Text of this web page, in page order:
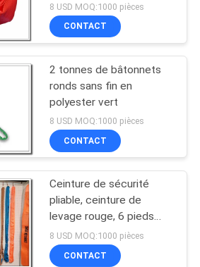
8 USD MOQ:1000 pièces
CONTACT
2 tonnes de bâtonnets
ronds sans fin en
polyester vert
8 USD MOQ:1000 pièces
CONTACT
Ceinture de sécurité
pliable, ceinture de
levage rouge, 6 pieds
5300 lb.
8 USD MOQ:1000 pièces
CONTACT